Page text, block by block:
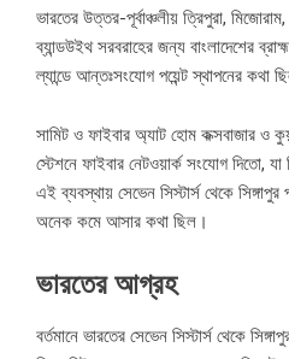
ভারতের উত্তর-পূর্বাঞ্চলীয় ত্রিপুরা,
ব্যান্ডউইথ সরবরাহের জন্য বাংলাদেশের
ল্যান্ডে আন্তঃসংযোগ পয়েন্ট স্থাপনের কথা
সামিট ও ফাইবার অ্যাট হোম কক্সবাজার ও
স্টেশনে ফাইবার নেটওয়ার্ক সংযোগ দিতো,
এই ব্যবস্থায় সেভেন সিস্টার্স থেকে
অনেক কমে আসার কথা ছিল।
ভারতের আগ্রহ
বর্তমানে ভারতের সেভেন সিস্টার্স থেকে